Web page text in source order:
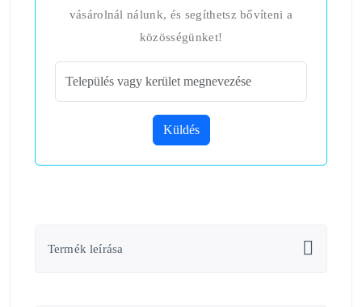
vásárolnál nálunk, és segíthetsz bővíteni a
közösségünket!
Küldés
Termék leírása